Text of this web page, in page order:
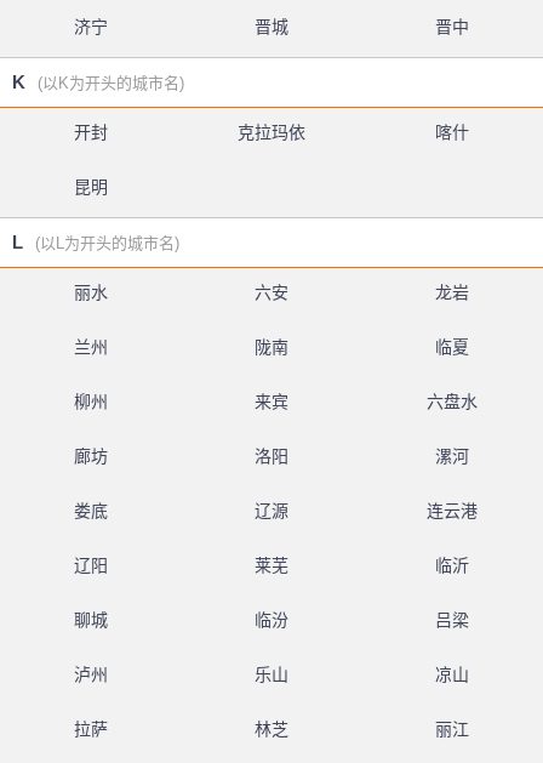
济宁 晋城 晋中
K (以K为开头的城市名)
开封 克拉玛依 喀什
昆明
L (以L为开头的城市名)
丽水 六安 龙岩
兰州 陇南 临夏
柳州 来宾 六盘水
廊坊 洛阳 漯河
娄底 辽源 连云港
辽阳 莱芜 临沂
聊城 临汾 吕梁
泸州 乐山 凉山
拉萨 林芝 丽江